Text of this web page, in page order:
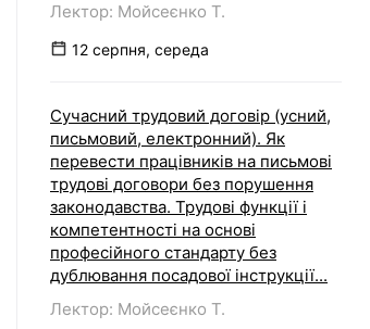
Лектор: Мойсеєнко Т.
12 серпня, середа
Сучасний трудовий договір (усний,
письмовий, електронний). Як
перевести працівників на письмові
трудові договори без порушення
законодавства. Трудові функції і
компетентності на основі
професійного стандарту без
дублювання посадової інструкції...
Лектор: Мойсеєнко Т.